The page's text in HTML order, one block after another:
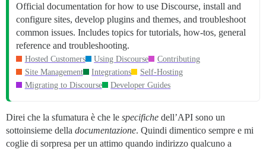
Official documentation for how to use Discourse, install and
configure sites, develop plugins and themes, and troubleshoot
common issues. Includes topics for tutorials, how-tos, general
reference and troubleshooting.
Hosted Customers Using Discourse
Contributing
Site Management
Integrations
Self-Hosting
Migrating to Discourse
Developer Guides
Direi che la sfumatura è che le specifiche dell’API sono un
sottoinsieme della documentazione. Quindi dimentico sempre e mi
coglie di sorpresa per un attimo quando indirizzo qualcuno a